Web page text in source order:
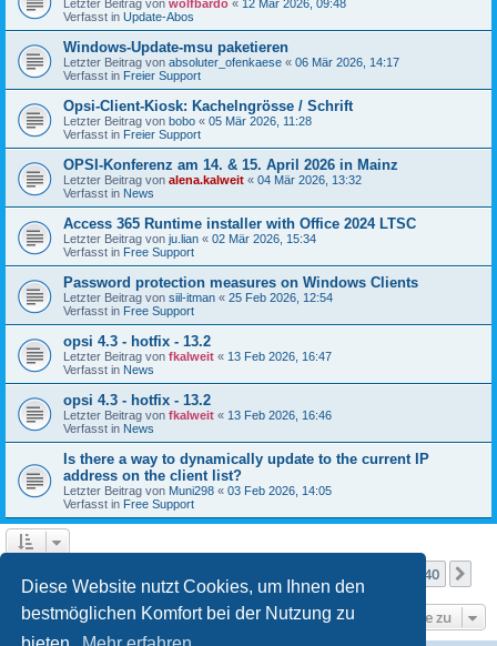
Diese Website nutzt Cookies, um Ihnen den
bestmöglichen Komfort bei der Nutzung zu
Letzter Beitrag von wolfbardo « 12 Mär 2026, 09:48
Verfasst in Update-Abos
Windows-Update-msu paketieren
Letzter Beitrag von absoluter_ofenkaese « 06 Mär 2026, 14:17
Verfasst in Freier Support
Opsi-Client-Kiosk: Kachelngrösse / Schrift
Letzter Beitrag von bobo « 05 Mär 2026, 11:28
Verfasst in Freier Support
OPSI-Konferenz am 14. & 15. April 2026 in Mainz
Letzter Beitrag von alena.kalweit « 04 Mär 2026, 13:32
Verfasst in News
Access 365 Runtime installer with Office 2024 LTSC
Letzter Beitrag von ju.lian « 02 Mär 2026, 15:34
Verfasst in Free Support
Password protection measures on Windows Clients
Letzter Beitrag von siil-itman « 25 Feb 2026, 12:54
Verfasst in Free Support
opsi 4.3 - hotfix - 13.2
Letzter Beitrag von fkalweit « 13 Feb 2026, 16:47
Verfasst in News
opsi 4.3 - hotfix - 13.2
Letzter Beitrag von fkalweit « 13 Feb 2026, 16:46
Verfasst in News
Is there a way to dynamically update to the current IP
address on the client list?
Letzter Beitrag von Muni298 « 03 Feb 2026, 14:05
Verfasst in Free Support
40
Gehe zu